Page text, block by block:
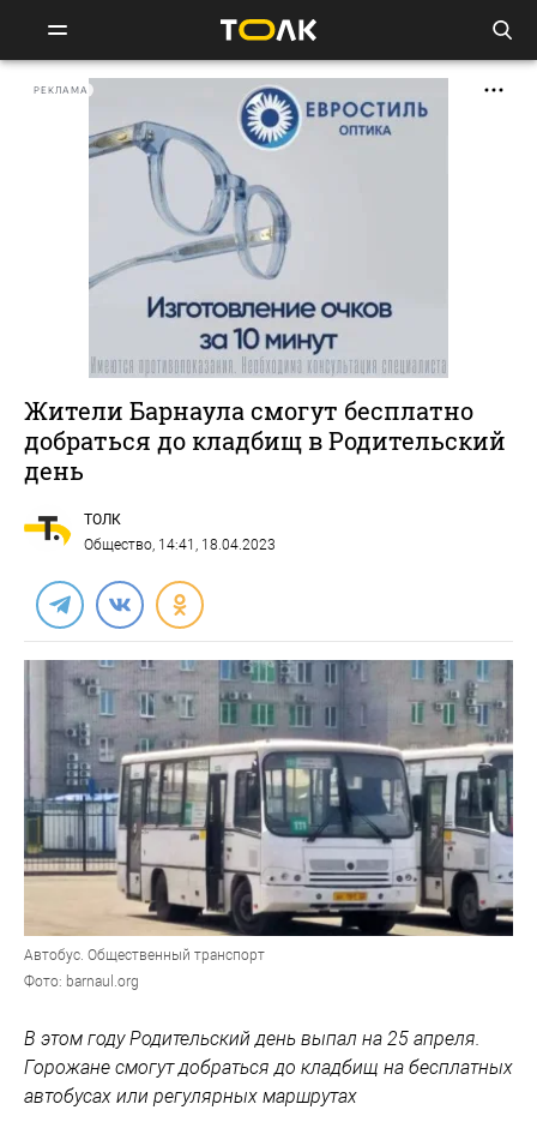
РЕКЛАМА
Жители Барнаула смогут бесплатно
добраться до кладбищ в Родительский
день
ТОЛК
Общество, 14:41, 18.04.2023
Автобус. Общественный транспорт
Фото: barnaul.org
В этом году Родительский день выпал на 25 апреля.
Горожане смогут добраться до кладбищ на бесплатных
автобусах или регулярных маршрутах